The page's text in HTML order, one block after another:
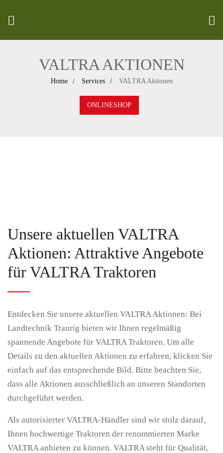
VALTRA AKTIONEN
Home Services VALTRA Aktionen
ONLINESHOP
Unsere aktuellen VALTRA
Aktionen: Attraktive Angebote
für VALTRA Traktoren
Entdecken Sie unsere aktuellen VALTRA Aktionen: Bei
Landtechnik Traurig bieten wir Ihnen regelmäßig
spannende Angebote für VALTRA Traktoren. Um alle
Details zu den aktuellen Aktionen zu erfahren, klicken Sie
einfach auf das entsprechende Bild. Bitte beachten Sie,
dass alle Aktionen ausschließlich an unseren Standorten
durchgeführt werden.
Als autorisierter VALTRA-Händler sind wir stolz darauf,
Ihnen hochwertige Traktoren der renommierten Marke
VALTRA anbieten zu können. VALTRA steht für Qualität,